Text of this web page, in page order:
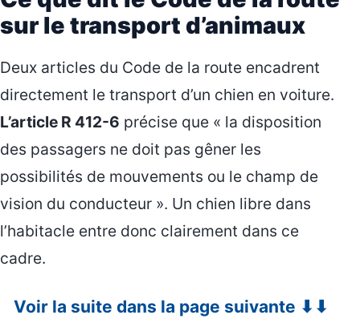
sur le transport d’animaux
Deux articles du Code de la route encadrent
directement le transport d’un chien en voiture.
L’article R 412-6 précise que « la disposition
des passagers ne doit pas gêner les
possibilités de mouvements ou le champ de
vision du conducteur ». Un chien libre dans
l’habitacle entre donc clairement dans ce
cadre.
Voir la suite dans la page suivante ⬇⬇